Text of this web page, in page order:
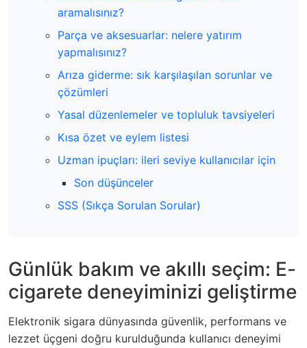
aramalısınız?
Parça ve aksesuarlar: nelere yatırım
yapmalısınız?
Arıza giderme: sık karşılaşılan sorunlar ve
çözümleri
Yasal düzenlemeler ve topluluk tavsiyeleri
Kısa özet ve eylem listesi
Uzman ipuçları: ileri seviye kullanıcılar için
Son düşünceler
SSS (Sıkça Sorulan Sorular)
Günlük bakım ve akıllı seçim: E-
cigarete deneyiminizi geliştirme
Elektronik sigara dünyasında güvenlik, performans ve
lezzet üçgeni doğru kurulduğunda kullanıcı deneyimi